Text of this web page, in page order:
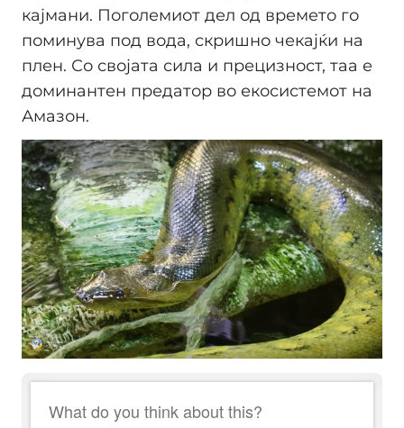
кајмани. Поголемиот дел од времето го
поминува под вода, скришно чекајќи на
плен. Со својата сила и прецизност, таа е
доминантен предатор во екосистемот на
Амазон.